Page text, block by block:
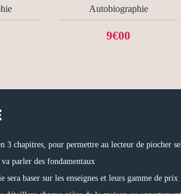
Autobiographie
9€00
3 chapitres, pour permettre au lecteur de piocher
parler des fondamentaux
sera baser sur les enseignes et leurs gamme de prix